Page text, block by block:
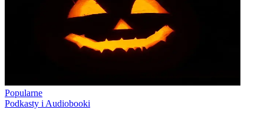
Popularne
Podkasty i Audiobooki